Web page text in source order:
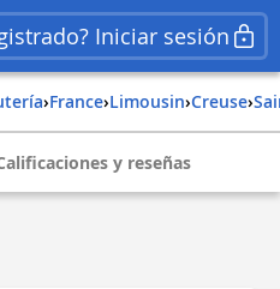
Iniciar sesión
› france› limousin› creuse›
y reseñas